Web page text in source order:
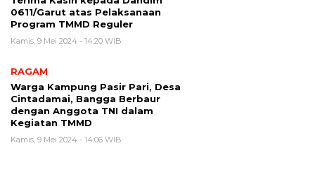
0611/Garut atas Pelaksanaan
Program TMMD Reguler
Kamis, 9 Mei 2024 - 14:20 WIB
RAGAM
Warga Kampung Pasir Pari, Desa
Cintadamai, Bangga Berbaur
dengan Anggota TNI dalam
Kegiatan TMMD
Kamis, 9 Mei 2024 - 14:06 WIB